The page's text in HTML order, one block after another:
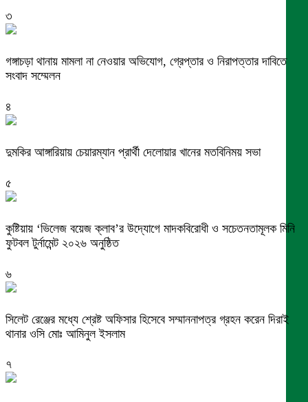
৩
গঙ্গাচড়া থানায় মামলা না নেওয়ার অভিযোগ, গ্রেপ্তার ও নিরাপত্তার দাবিতে
সংবাদ সম্মেলন
৪
দুমকির আঙ্গারিয়ায় চেয়ারম্যান প্রার্থী দেলোয়ার খানের মতবিনিময় সভা
৫
কুষ্টিয়ায় ‘ভিলেজ বয়েজ ক্লাব’র উদ্যোগে মাদকবিরোধী ও সচেতনতামূলক মিনি
ফুটবল টুর্নামেন্ট ২০২৬ অনুষ্ঠিত
৬
সিলেট রেঞ্জের মধ্যে শ্রেষ্ট অফিসার হিসেবে সম্মাননাপত্র গ্রহন করেন দিরাই
থানার ওসি মোঃ আমিনুল ইসলাম
৭